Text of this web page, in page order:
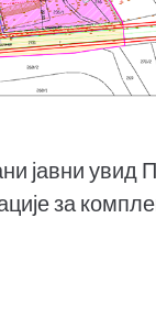
јавни увид
за